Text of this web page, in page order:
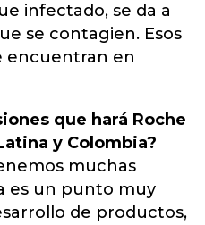
infectado, se da a
se contagien. Esos
encuentran en
que hará Roche
y Colombia?
muchas
es un punto muy
de productos,